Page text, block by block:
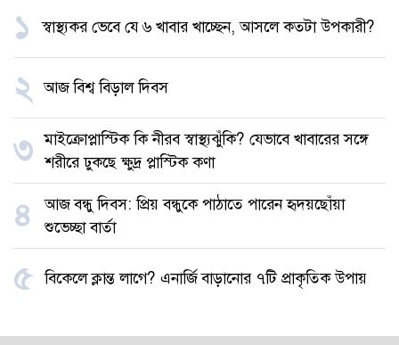
১ স্বাস্থ্যকর ভেবে যে ৬ খাবার খাচ্ছেন, আসলে কতটা উপকারী?
২ আজ বিশ্ব বিড়াল দিবস
৩ মাইক্রোপ্লাস্টিক কি নীরব স্বাস্থ্যঝুঁকি? যেভাবে খাবারের সঙ্গে
শরীরে ঢুকছে ক্ষুদ্র প্লাস্টিক কণা
৪
আজ বন্ধু দিবস: প্রিয় বন্ধুকে পাঠাতে পারেন হৃদয়ছোঁয়া
শুভেচ্ছা বার্তা
৫ বিকেলে ক্লান্ত লাগে? এনার্জি বাড়ানোর ৭টি প্রাকৃতিক উপায়